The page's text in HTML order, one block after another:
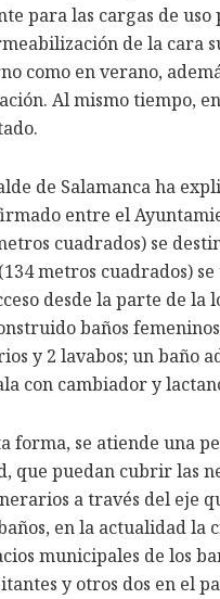
para las cargas de
de la cara
como en verano,
Al mismo tiempo,
de Salamanca ha
entre el
cuadrados) se
metros cuadrados)
desde la parte de la
baños
y 2 lavabos; un baño
con cambiador y
forma, se atiende una
que puedan cubrir las
a través del eje
en la actualidad la
municipales de los
y otros dos en el